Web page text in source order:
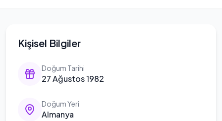
Kişisel Bilgiler
Doğum Tarihi
27 Ağustos 1982
Doğum Yeri
Almanya